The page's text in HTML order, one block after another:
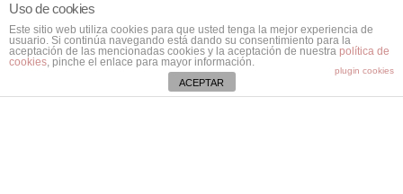
Uso de cookies
Este sitio web utiliza cookies para que usted tenga la mejor experiencia de
usuario. Si continúa navegando está dando su consentimiento para la
aceptación de las mencionadas cookies y la aceptación de nuestra política de
cookies, pinche el enlace para mayor información.
plugin cookies
ACEPTAR